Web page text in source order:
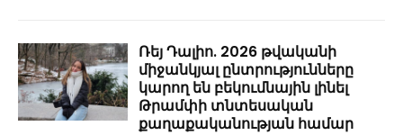
Ռեյ Դալիո. 2026 թվականի
միջանկյալ ընտրությունները
կարող են բեկումնային լինել
Թրամփի տնտեսական
քաղաքականության համար